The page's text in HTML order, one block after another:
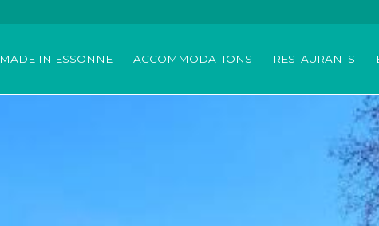
MADE IN ESSONNE ACCOMMODATIONS RESTAURANTS